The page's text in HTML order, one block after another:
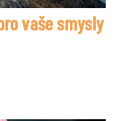
vaše smysly